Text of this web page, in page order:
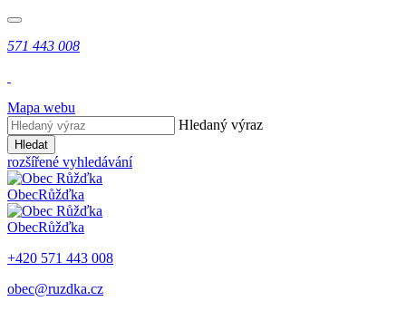
571 443 008
Mapa webu
Hledaný výraz
Hledat
rozšířené vyhledávání
ObecRůžďka
ObecRůžďka
+420 571 443 008
obec@ruzdka.cz